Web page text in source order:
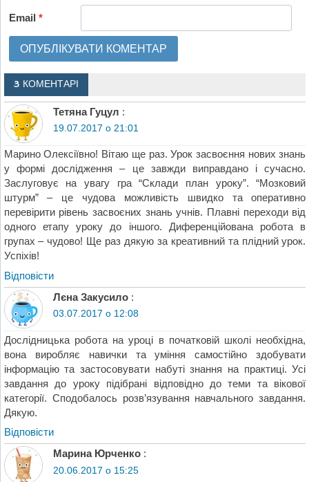
Email*
3 КОМЕНТАРІ
Тетяна Гуцул :
19.07.2017 о 21:01
Марино Олексіївно! Вітаю ще раз. Урок засвоєння нових знань
у формі дослідження – це завжди виправдано і сучасно.
Заслуговує на увагу гра “Склади план уроку”. “Мозковий
штурм” – це чудова можливість швидко та оперативно
перевірити рівень засвоєних знань учнів. Плавні переходи від
одного етапу уроку до іншого. Диференційована робота в
групах – чудово! Ще раз дякую за креативний та плідний урок.
Успіхів!
Відповіcти
Лєна Закусило :
03.07.2017 о 12:08
Дослідницька робота на уроці в початковій школі необхідна,
вона виробляє навички та уміння самостійно здобувати
інформацію та застосовувати набуті знання на практиці. Усі
завдання до уроку підібрані відповідно до теми та вікової
категорії. Сподобалось розв’язування навчального завдання.
Дякую.
Відповіcти
Марина Юрченко :
20.06.2017 о 15:25